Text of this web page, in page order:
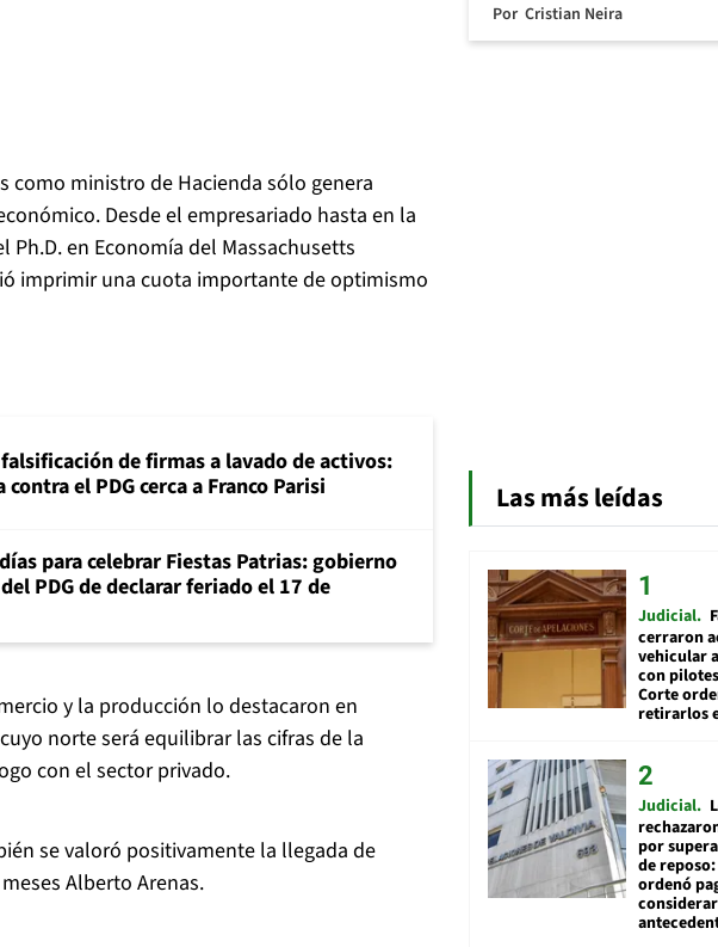
como ministro de Hacienda sólo genera
Desde el empresariado hasta en la
en Economía del Massachusetts
imprimir una cuota importante de optimismo
falsificación de firmas a lavado de activos:
contra el PDG cerca a Franco Parisi
para celebrar Fiestas Patrias: gobierno
PDG de declarar feriado el 17 de
y la producción lo destacaron en
norte será equilibrar las cifras de la
con el sector privado.
se valoró positivamente la llegada de
Alberto Arenas.
Por Cristian Neira
Las más leídas
Judicial
cerraron
vehicular
con
Corte
retirarlos
Judicial
por
de
ordenó